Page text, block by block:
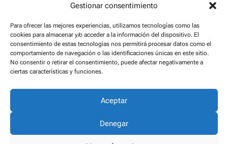
Gestionar consentimiento
Para ofrecer las mejores experiencias, utilizamos tecnologías como las
cookies para almacenar y/o acceder a la información del dispositivo. El
consentimiento de estas tecnologías nos permitirá procesar datos como el
comportamiento de navegación o las identificaciones únicas en este sitio.
No consentir o retirar el consentimiento, puede afectar negativamente a
ciertas características y funciones.
Aceptar
Denegar